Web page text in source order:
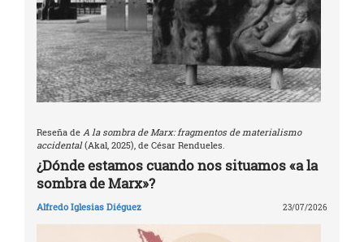
Reseña de A la sombra de Marx: fragmentos de materialismo
accidental(Akal, 2025), de César Rendueles.
¿Dónde estamos cuando nos situamos «a la
sombra de Marx»?
Alfredo Iglesias Diéguez 23/07/2026